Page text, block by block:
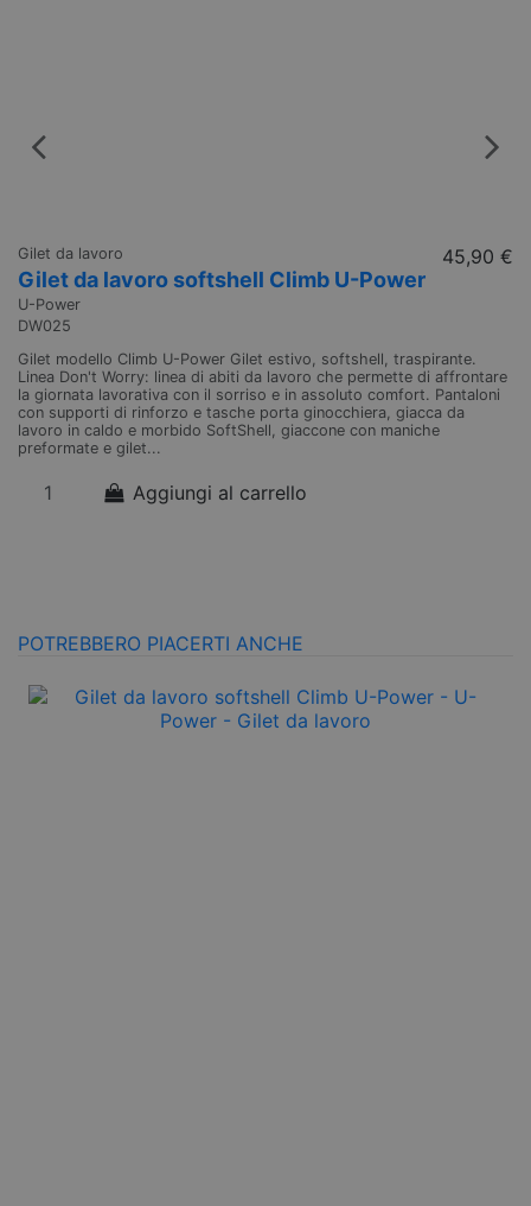
Gilet da lavoro
Gilet da lavoro softshell Climb U-Power
U-Power
DW025
45,90 €
Gilet modello Climb U-Power Gilet estivo, softshell, traspirante.
Linea Don't Worry: linea di abiti da lavoro che permette di affrontare
la giornata lavorativa con il sorriso e in assoluto comfort. Pantaloni
con supporti di rinforzo e tasche porta ginocchiera, giacca da
lavoro in caldo e morbido SoftShell, giaccone con maniche
preformate e gilet...
Aggiungi al carrello
POTREBBERO PIACERTI ANCHE